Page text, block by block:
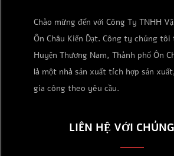
Chào mừng đến với Công Ty TNHH
Ôn Châu Kiến Đạt. Công ty chúng tôi
Huyện Thương Nam, Thành phố Ôn
là một nhà sản xuất tích hợp sản
gia công theo yêu cầu.
LIÊN HỆ VỚI